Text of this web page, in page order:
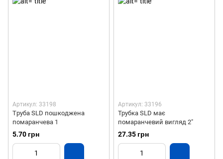
Артикул: 33198
Tруба SLD пошкоджена
помаранчева 1
5.70 грн
Артикул: 33196
Трубка SLD має
помаранчевий вигляд 2"
27.35 грн